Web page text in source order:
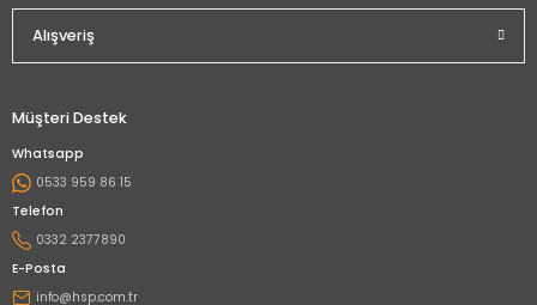
Alışveriş
Müşteri Destek
Whatsapp
0533 959 86 15
Telefon
0332 2377890
E-Posta
info@hsp.com.tr